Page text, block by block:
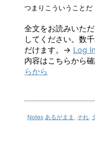
つまりこういうことだ
全文をお読みいた
してください。数
だけます。→ Log In
内容はこちらから
らから
Notes あるがまま , それ,